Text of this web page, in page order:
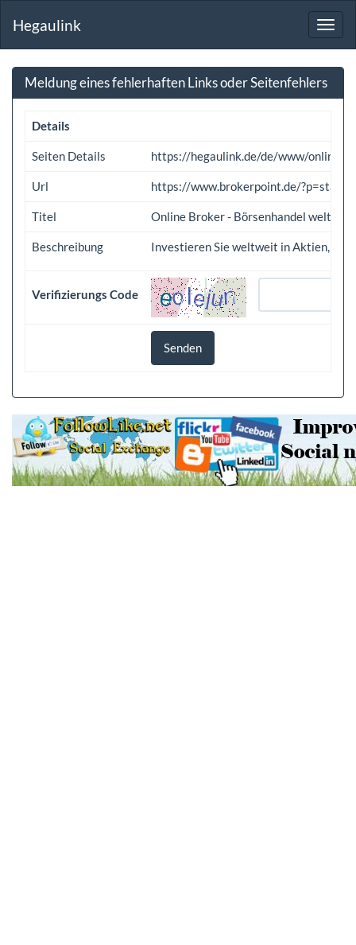
Hegaulink
Meldung eines fehlerhaften Links oder Seitenfehlers
Details
Seiten Details https://hegaulink.de/de/www/online-
Url https://www.brokerpoint.de/?p=start
Titel Online Broker - Börsenhandel weltweit
Beschreibung Investieren Sie weltweit in Aktien,
Verifizierungs Code